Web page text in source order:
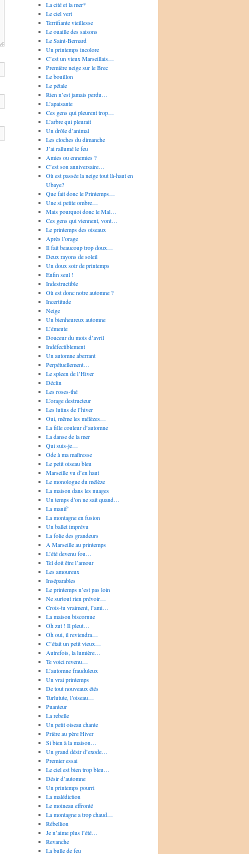
La cité et la mer*
Le ciel vert
Terrifiante vieillesse
Le ouaille des saisons
Le Saint-Bernard
Un printemps incolore
C’est un vieux Marseillais…
Première neige sur le Brec
Le bouillon
Le pétale
Rien n’est jamais perdu…
L’apaisante
Ces gens qui pleurent trop…
L’arbre qui pleurait
Un drôle d’animal
Les cloches du dimanche
J’ai rallumé le feu
Amies ou ennemies ?
C’est son anniversaire…
Où est passée la neige tout là-haut en
Ubaye?
Que fait donc le Printemps…
Une si petite ombre…
Mais pourquoi donc le Mal…
Ces gens qui viennent, vont…
Le printemps des oiseaux
Après l’orage
Il fait beaucoup trop doux…
Deux rayons de soleil
Un doux soir de printemps
Enfin seul !
Indestructible
Où est donc notre automne ?
Incertitude
Neige
Un bienheureux automne
L’émeute
Douceur du mois d’avril
Indéfectiblement
Un automne aberrant
Perpétuellement…
Le spleen de l’Hiver
Déclin
Les roses-thé
L’orage destructeur
Les lutins de l’hiver
Oui, même les mélèzes…
La fille couleur d’automne
La danse de la mer
Qui suis-je…
Ode à ma maîtresse
Le petit oiseau bleu
Marseille vu d’en haut
Le monologue du mélèze
La maison dans les nuages
Un temps d’on ne sait quand…
La manif’
La montagne en fusion
Un ballet imprévu
La folie des grandeurs
A Marseille au printemps
L’été devenu fou…
Tel doit être l’amour
Les amoureux
Inséparables
Le printemps n’est pas loin
Ne surtout rien prévoir…
Crois-tu vraiment, l’ami…
La maison biscornue
Oh zut ! Il pleut…
Oh oui, il reviendra…
C’était un petit vieux…
Autrefois, la lumière…
Te voici revenu…
L’automne frauduleux
Un vrai printemps
De tout nouveaux étés
Turlutute, l’oiseau…
Puanteur
La rebelle
Un petit oiseau chante
Prière au père Hiver
Si bien à la maison…
Un grand désir d’exode…
Premier essai
Le ciel est bien trop bleu…
Désir d’automne
Un printemps pourri
La malédiction
Le moineau effronté
La montagne a trop chaud…
Rébellion
Je n’aime plus l’été…
Revanche
La bulle de feu